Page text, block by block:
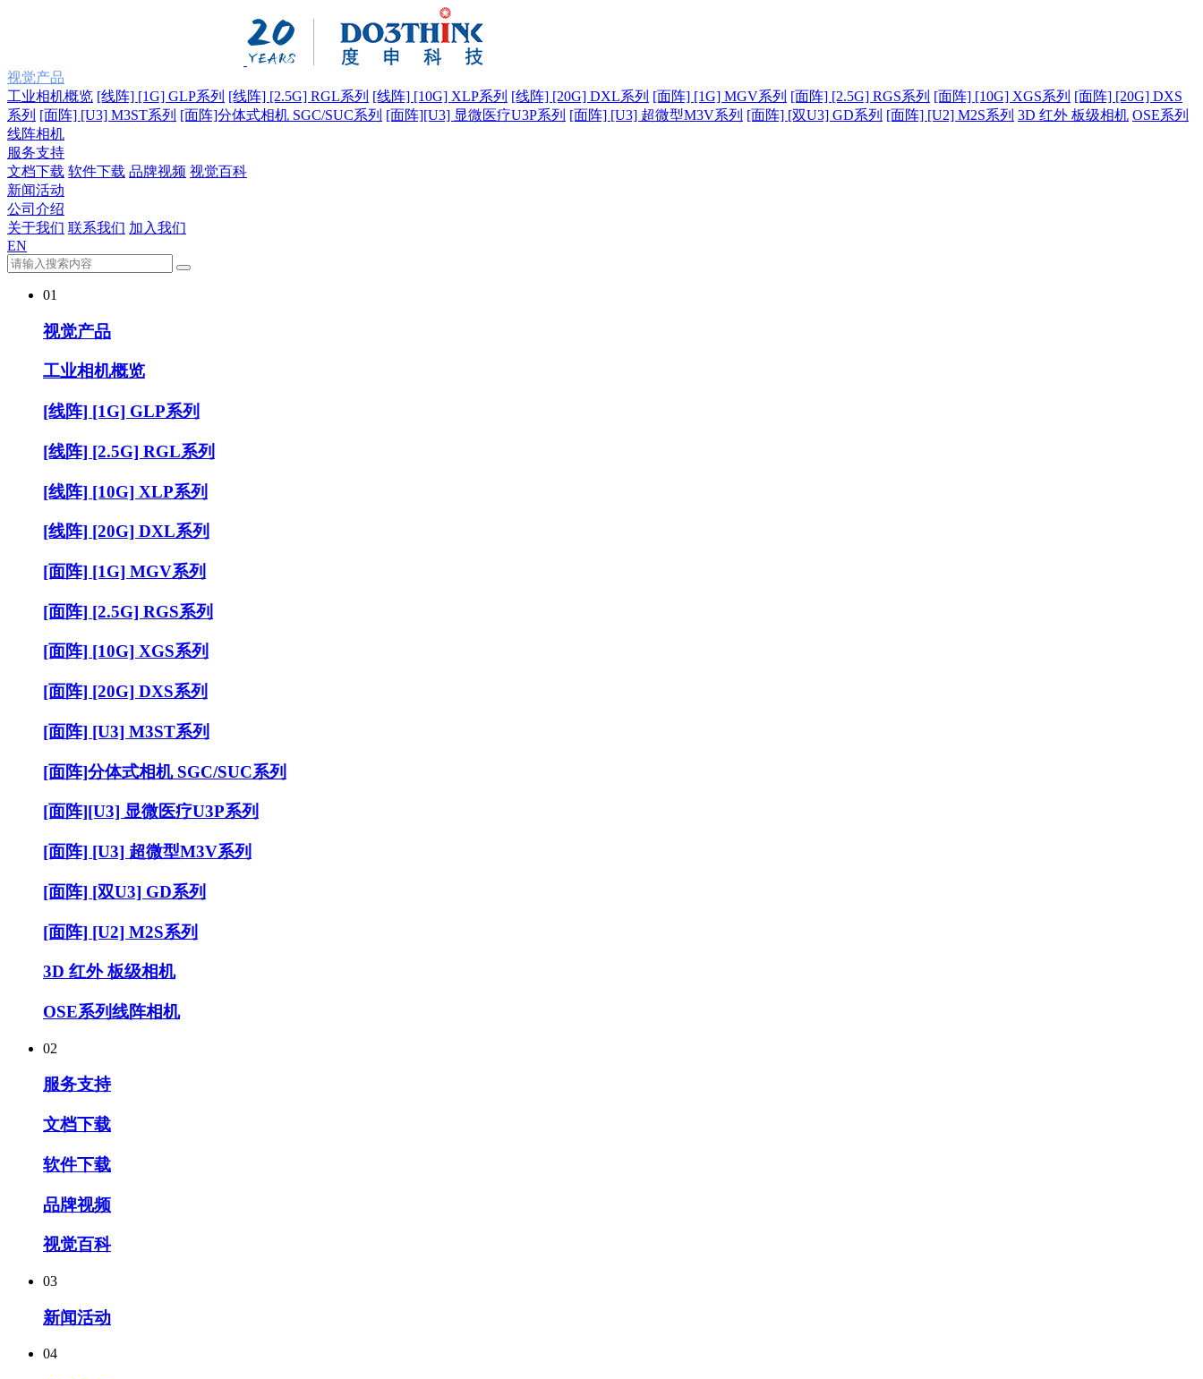
视觉产品
工业相机概览 [线阵] [1G] GLP系列 [线阵] [2.5G] RGL系列 [线阵] [10G] XLP系列 [线阵] [20G] DXL系列 [面阵] [1G] MGV系列 [面阵] [2.5G] RGS系列 [面阵] [10G] XGS系列 [面阵] [20G] DXS
系列 [面阵] [U3] M3ST系列 [面阵]分体式相机 SGC/SUC系列 [面阵][U3] 显微医疗U3P系列 [面阵] [U3] 超微型M3V系列 [面阵] [双U3] GD系列 [面阵] [U2] M2S系列 3D 红外 板级相机 OSE系列
线阵相机
服务支持
文档下载 软件下载 品牌视频 视觉百科
新闻活动
公司介绍
关于我们 联系我们 加入我们
EN
01
视觉产品
工业相机概览
[线阵] [1G] GLP系列
[线阵] [2.5G] RGL系列
[线阵] [10G] XLP系列
[线阵] [20G] DXL系列
[面阵] [1G] MGV系列
[面阵] [2.5G] RGS系列
[面阵] [10G] XGS系列
[面阵] [20G] DXS系列
[面阵] [U3] M3ST系列
[面阵]分体式相机 SGC/SUC系列
[面阵][U3] 显微医疗U3P系列
[面阵] [U3] 超微型M3V系列
[面阵] [双U3] GD系列
[面阵] [U2] M2S系列
3D 红外 板级相机
OSE系列线阵相机
02
服务支持
文档下载
软件下载
品牌视频
视觉百科
03
新闻活动
04